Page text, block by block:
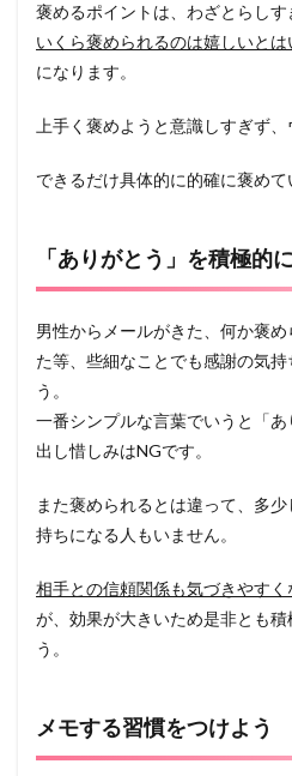
褒めるポイントは、わざとらしす
いくら褒められるのは嬉しいと
になります。
上手く褒めようと意識しすぎず、
できるだけ具体的に的確に褒めて
「ありがとう」を積極的
男性からメールがきた、何か褒
た等、些細なことでも感謝の気
う。
一番シンプルな言葉でいうと「
出し惜しみはNGです。
また褒められるとは違って、多
持ちになる人もいません。
相手との信頼関係も気づきやす
が、効果が大きいため是非とも
う。
メモする習慣をつけよう